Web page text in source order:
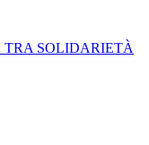
TRA SOLIDARIETÀ